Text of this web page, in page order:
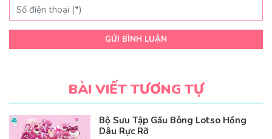
GỬI BÌNH LUẬN
BÀI VIẾT TƯƠNG TỰ
Bộ Sưu Tập Gấu Bông Lotso Hồng
Dâu Rực Rỡ